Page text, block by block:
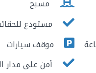
مسبح
مستودع
موقف سيارات
أمن على مدار